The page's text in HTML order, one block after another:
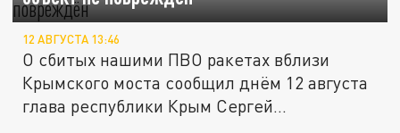
12 АВГУСТА 13:46
О сбитых нашими ПВО ракетах вблизи
Крымского моста сообщил днём 12 августа
глава республики Крым Сергей...